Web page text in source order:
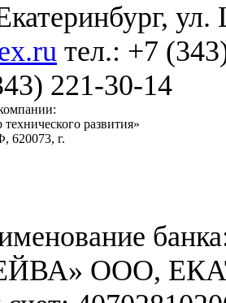
тел.: +7
221-30-14
развития»
620073, г.
ООО,